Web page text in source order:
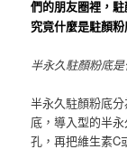
們的朋友圈裡，
究竟什麼是駐顏
半永久駐顏粉底
半永久駐顏粉底
底，導入型的半
孔，再把維生素C